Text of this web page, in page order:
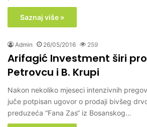
Saznaj više »
Admin 26/05/2016 259
Arifagić Investment širi
Petrovcu i B. Krupi
Nakon nekoliko mjeseci intenzivnih
juče potpisan ugovor o prodaji bivšeg
preduzeća “Fana Zas“ iz Bosanskog…